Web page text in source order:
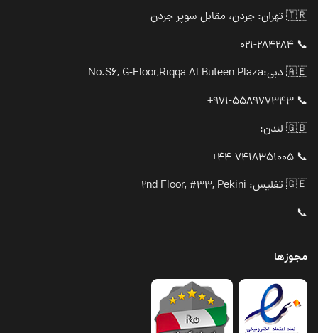
🇮🇷 تهران: جردن، مقابل سوپر جردن
📞 021-284284
🇦🇪 دبی:
No.S6, G-Floor,Riqqa Al Buteen Plaza
📞 971-558977343+
🇬🇧 لندن:
📞 44-7418351005+
🇬🇪 تفلیس: 2nd Floor, #33, Pekini
📞
مجوزها